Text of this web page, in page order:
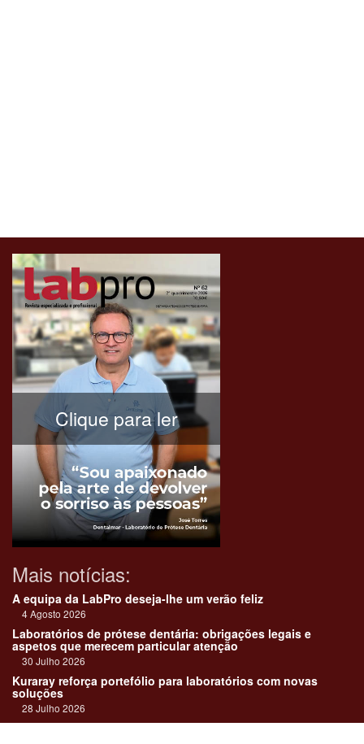
Clique para ler
Mais notícias:
A equipa da LabPro deseja-lhe um verão feliz
4 Agosto 2026
Laboratórios de prótese dentária: obrigações legais e
aspetos que merecem particular atenção
30 Julho 2026
Kuraray reforça portefólio para laboratórios com novas
soluções
28 Julho 2026
"Devemos encarar cada caso como uma história construída